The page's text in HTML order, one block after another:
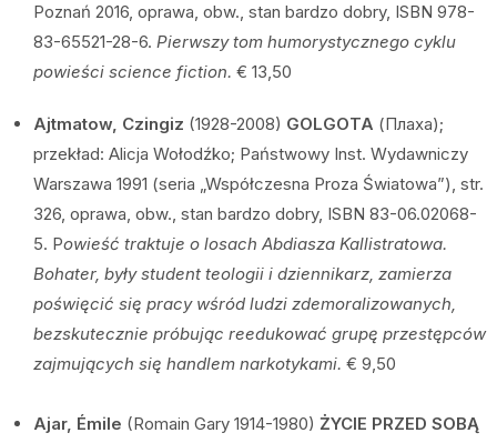
Poznań 2016, oprawa, obw., stan bardzo dobry, ISBN 978-
83-65521-28-6. Pierwszy tom humorystycznego cyklu
powieści science fiction. € 13,50
Ajtmatow, Czingiz (1928-2008) GOLGOTA (Плаха);
przekład: Alicja Wołodźko; Państwowy Inst. Wydawniczy
Warszawa 1991 (seria „Współczesna Proza Światowa”), str.
326, oprawa, obw., stan bardzo dobry, ISBN 83-06.02068-
5. Powieść traktuje o losach Abdiasza Kallistratowa.
Bohater, były student teologii i dziennikarz, zamierza
poświęcić się pracy wśród ludzi zdemoralizowanych,
bezskutecznie próbując reedukować grupę przestępców
zajmujących się handlem narkotykami. € 9,50
Ajar, Émile (Romain Gary 1914-1980) ŻYCIE PRZED SOBĄ